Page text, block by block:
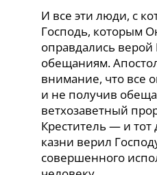
И все эти люди, с
Господь, которым
оправдались верой
обещаниям.
внимание, что все
и не получив
ветхозаветный
Креститель — и тот
казни верил
совершенного